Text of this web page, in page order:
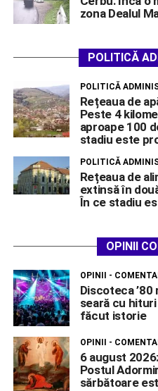
zona Dealul
POLITICĂ
POLITICĂ
Rețeaua de
Peste 4
aproape 100
stadiu este
POLITICĂ
Rețeaua de
extinsă în
În ce stadiu
OPINII
OPINII -
Discoteca ’80
seară cu
făcut istorie
OPINII -
6 august
Postul
sărbătoare